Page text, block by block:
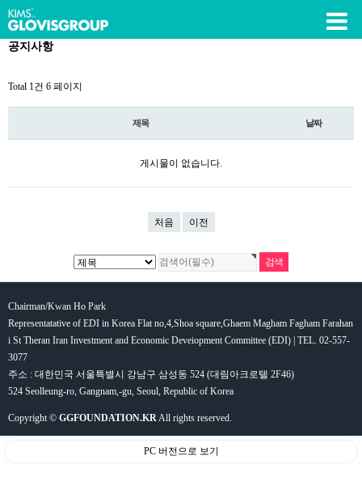
공지사항
Total 1건 6 페이지
제목 날짜
게시물이 없습니다.
처음 이전
Chairman/Kwan Ho Park
Representatative of EDI in Korea Flat no,4,Shoa square,Ghaem Magham Fagham Farahan
i St Theran Iran Investment and Economic Deveiopment Committee (EDI) | TEL. 02-557-
3077
주소 : 대한민국 서울특별시 강남구 삼성동 524 (대림아크로텔 2F46)
524 Seolleung-ro, Gangnam,-gu, Seoul, Republic of Korea
Copyright © GGFOUNDATION.KRAll rights reserved.
PC 버전으로 보기